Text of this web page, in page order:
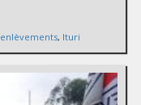
enlèvements, Ituri